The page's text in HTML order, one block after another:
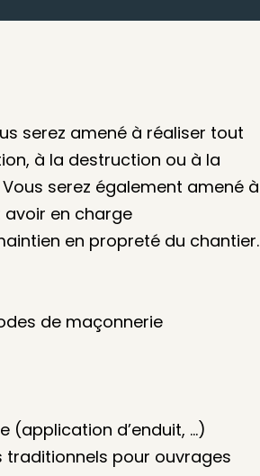
serez amené à réaliser tout
à la destruction ou à la
serez également amené à
en charge
en propreté du chantier.
de maçonnerie
(application d’enduit, …)
pour ouvrages